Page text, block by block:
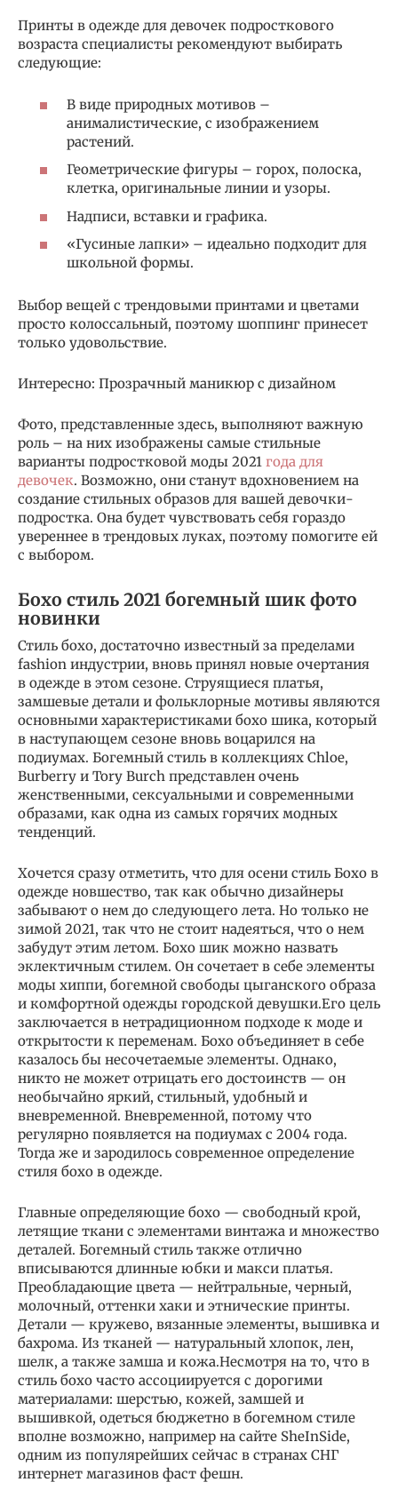
Принты в одежде для девочек подросткового
возраста специалисты рекомендуют выбирать
следующие:
В виде природных мотивов –
анималистические, с изображением
растений.
Геометрические фигуры – горох, полоска,
клетка, оригинальные линии и узоры.
Надписи, вставки и графика.
«Гусиные лапки» – идеально подходит для
школьной формы.
Выбор вещей с трендовыми принтами и цветами
просто колоссальный, поэтому шоппинг принесет
только удовольствие.
Интересно: Прозрачный маникюр с дизайном
Фото, представленные здесь, выполняют важную
роль – на них изображены самые стильные
варианты подростковой моды 2021 года для
девочек. Возможно, они станут вдохновением на
создание стильных образов для вашей девочки-
подростка. Она будет чувствовать себя гораздо
увереннее в трендовых луках, поэтому помогите ей
с выбором.
Бохо стиль 2021 богемный шик фото
новинки
Стиль бохо, достаточно известный за пределами
fashion индустрии, вновь принял новые очертания
в одежде в этом сезоне. Струящиеся платья,
замшевые детали и фольклорные мотивы являются
основными характеристиками бохо шика, который
в наступающем сезоне вновь воцарился на
подиумах. Богемный стиль в коллекциях Chloe,
Burberry и Tory Burch представлен очень
женственными, сексуальными и современными
образами, как одна из самых горячих модных
тенденций.
Хочется сразу отметить, что для осени стиль Бохо в
одежде новшество, так как обычно дизайнеры
забывают о нем до следующего лета. Но только не
зимой 2021, так что не стоит надеяться, что о нем
забудут этим летом. Бохо шик можно назвать
эклектичным стилем. Он сочетает в себе элементы
моды хиппи, богемной свободы цыганского образа
и комфортной одежды городской девушки.Его цель
заключается в нетрадиционном подходе к моде и
открытости к переменам. Бохо объединяет в себе
казалось бы несочетаемые элементы. Однако,
никто не может отрицать его достоинств — он
необычайно яркий, стильный, удобный и
вневременной. Вневременной, потому что
регулярно появляется на подиумах с 2004 года.
Тогда же и зародилось современное определение
стиля бохо в одежде.
Главные определяющие бохо — свободный крой,
летящие ткани с элементами винтажа и множество
деталей. Богемный стиль также отлично
вписываются длинные юбки и макси платья.
Преобладающие цвета — нейтральные, черный,
молочный, оттенки хаки и этнические принты.
Детали — кружево, вязанные элементы, вышивка и
бахрома. Из тканей — натуральный хлопок, лен,
шелк, а также замша и кожа.Несмотря на то, что в
стиль бохо часто ассоциируется с дорогими
материалами: шерстью, кожей, замшей и
вышивкой, одеться бюджетно в богемном стиле
вполне возможно, например на сайте SheInSide,
одним из популярейших сейчас в странах СНГ
интернет магазинов фаст фешн.